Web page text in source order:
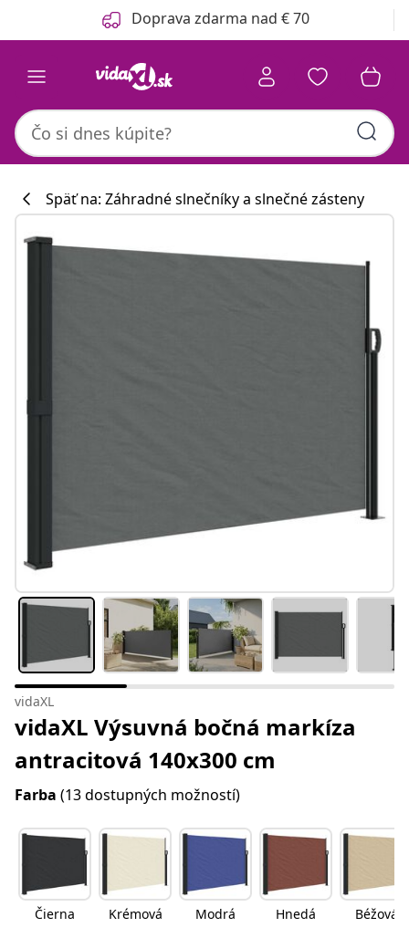
Predchádzajúce Doprava zdarma nad € 70
Späť na: Záhradné slnečníky a slnečné zásteny
vidaXL
vidaXL Výsuvná bočná markíza
antracitová 140x300 cm
Farba (13 dostupných možností)
Čierna Krémová Modrá Hnedá Béžová